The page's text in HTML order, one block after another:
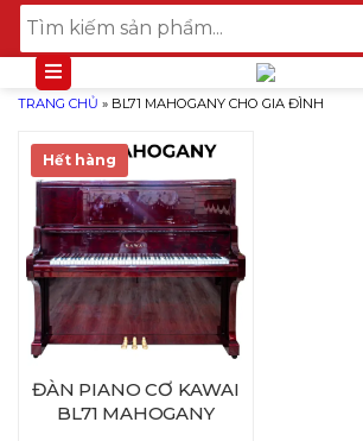
TRANG CHỦ » BL71 MAHOGANY CHO GIA ĐÌNH
Hết hàng
ĐÀN PIANO CƠ KAWAI
BL71 MAHOGANY